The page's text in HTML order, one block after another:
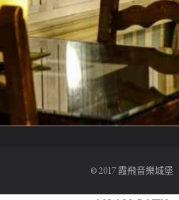
© 2017 霞飛音樂城堡